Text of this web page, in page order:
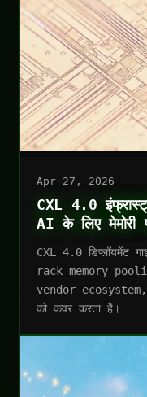
Apr 27, 2026
CXL 4.0
AI के लिए मेमोरी
CXL 4.0
rack memory
vendor ecosystem,
को कवर करता है।